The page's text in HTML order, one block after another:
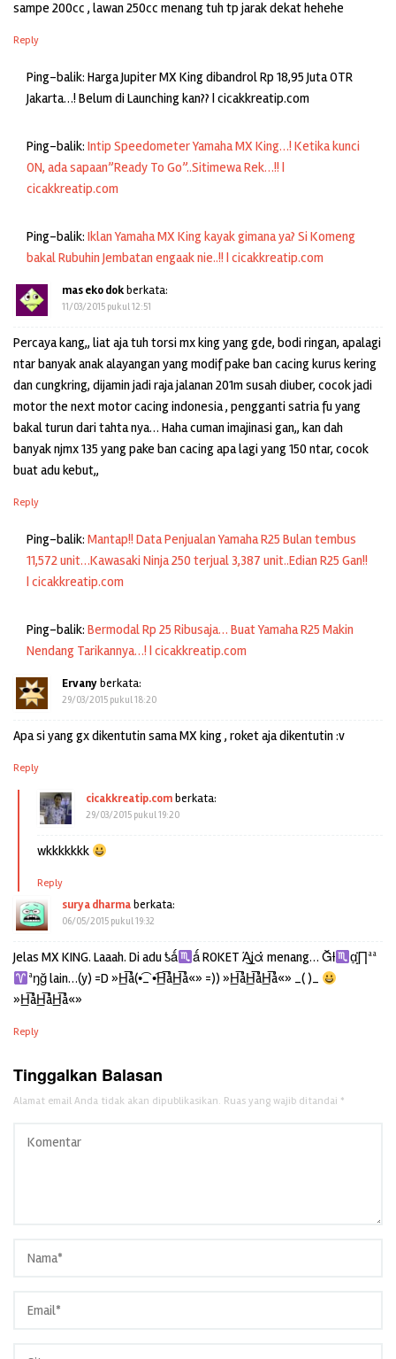
sampe 200cc , lawan 250cc menang tuh tp jarak dekat hehehe
Reply
Ping-balik: Harga Jupiter MX King dibandrol Rp 18,95 Juta OTR
Jakarta…! Belum di Launching kan?? | cicakkreatip.com
Ping-balik: Intip Speedometer Yamaha MX King…! Ketika kunci
ON, ada sapaan”Ready To Go”..Sitimewa Rek…!! |
cicakkreatip.com
Ping-balik: Iklan Yamaha MX King kayak gimana ya? Si Komeng
bakal Rubuhin Jembatan engaak nie..!! | cicakkreatip.com
mas eko dokberkata:
11/03/2015 pukul 12:51
Percaya kang,, liat aja tuh torsi mx king yang gde, bodi ringan, apalagi
ntar banyak anak alayangan yang modif pake ban cacing kurus kering
dan cungkring, dijamin jadi raja jalanan 201m susah diuber, cocok jadi
motor the next motor cacing indonesia , pengganti satria fu yang
bakal turun dari tahta nya… Haha cuman imajinasi gan,, kan dah
banyak njmx 135 yang pake ban cacing apa lagi yang 150 ntar, cocok
buat adu kebut,,
Reply
Ping-balik: Mantap!! Data Penjualan Yamaha R25 Bulan tembus
11,572 unit…Kawasaki Ninja 250 terjual 3,387 unit..Edian R25 Gan!!
| cicakkreatip.com
Ping-balik: Bermodal Rp 25 Ribusaja… Buat Yamaha R25 Makin
Nendang Tarikannya…! | cicakkreatip.com
Ervanyberkata:
29/03/2015 pukul 18:20
Apa si yang gx dikentutin sama MX king , roket aja dikentutin :v
Reply
cicakkreatip.comberkata:
29/03/2015 pukul 19:20
wkkkkkkk
Reply
surya dharmaberkata:
06/05/2015 pukul 19:32
Jelas MX KING. Laaah. Di adu ƾǻ ǻ ROKET Ά̲̣̥jα̇̇̇ menang… Ğƚ
ɑ̣̣̝̇̇∏ªª
ªŋğ lain…(y) =D »H̲̅å(•͡_ •͡H̲̅åH̲̅å«» =)) »H̲̅åH̲̅åH̲̅å«» _( )_
»H̲̅åH̲̅åH̲̅å«»
Reply
Tinggalkan Balasan
Alamat email Anda tidak akan dipublikasikan. Ruas yang wajib ditandai *